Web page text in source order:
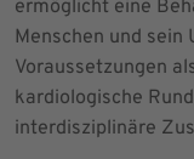
ermöglicht eine
Menschen und sein
Voraussetzungen
kardiologische
interdisziplinäre